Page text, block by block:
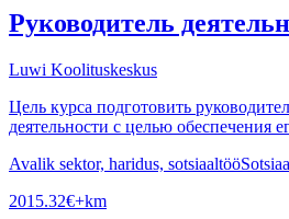
Руководитель
Luwi Koolituskeskus
Цель курса подготовить
деятельности с целью обеспечения
Avalik sektor, haridus, sotsiaaltöö
2015.32€+km